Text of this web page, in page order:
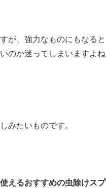
が、強力なものにもなると
のか迷ってしまいますよね
みたいものです。
えるおすすめの虫除けスプ